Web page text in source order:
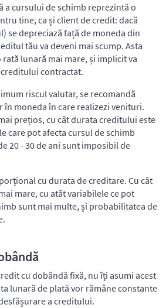
a cursului de schimb reprezintă o
tine, ca și client de credit: dacă
se depreciază față de moneda din
tău va deveni mai scump. Asta
rată lunară mai mare, și implicit va
contractat.
riscul valutar, se recomandă
moneda în care realizezi venituri.
prețios, cu cât durata creditului este
care pot afecta cursul de schimb
20 - 30 de ani sunt imposibil de
cu durata de creditare. Cu cât
mare, cu atât variabilele ce pot
sunt mai multe, și probabilitatea de
cu dobândă fixă, nu îți asumi acest
lunară de plată vor rămâne constante
a creditului.